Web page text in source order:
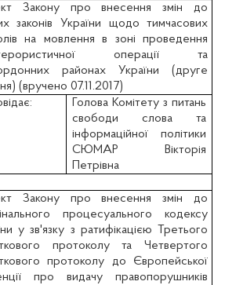
Закону про внесення змін до
законів України щодо тимчасових
на мовлення в зоні проведення
операції та
районах України (друге
(вручено 07.11.2017)
Голова Комітету з питань
свободи слова та
інформаційної політики
СЮМАР Вікторія
Петрівна
Закону про внесення змін до
процесуального кодексу
у зв'язку з ратифікацією Третього
протоколу та Четвертого
протоколу до Європейської
про видачу правопорушників